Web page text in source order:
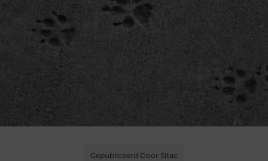
Gepubliceerd Door Sitac